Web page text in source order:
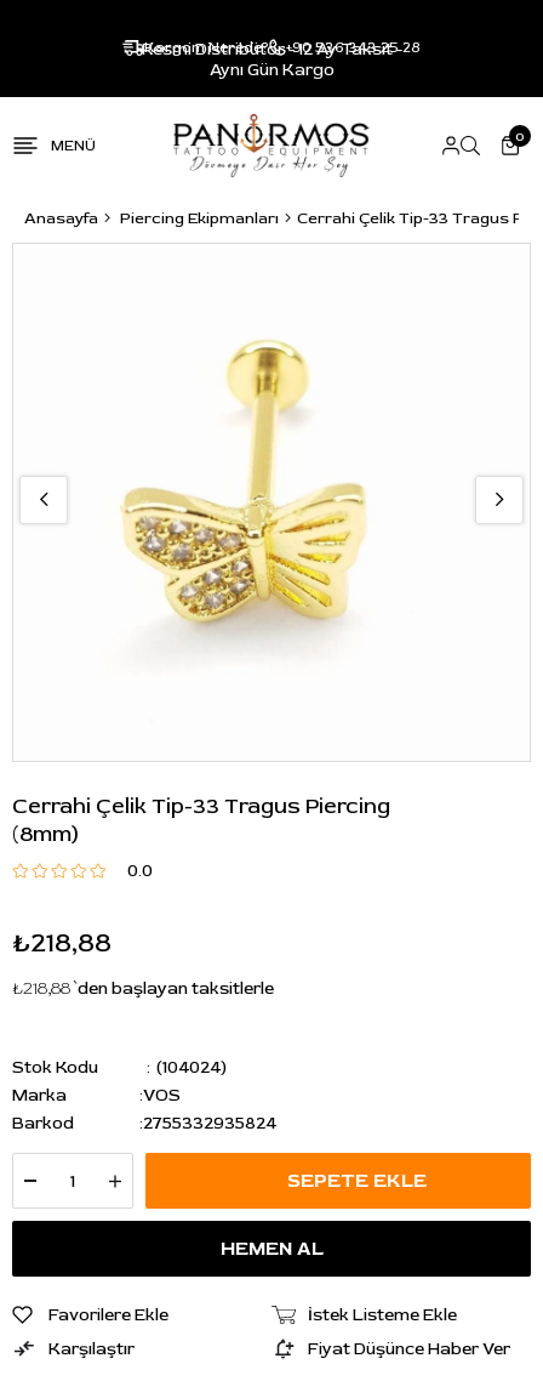
Resmi Distribütör - 12 Ay Taksit -
Aynı Gün Kargo
Kargom Nerede? +90 536 343 25 28
0
Anasayfa Piercing Ekipmanları Cerrahi Çelik Tip-33 Tragus
Cerrahi Çelik Tip-33 Tragus Piercing
(8mm)
0.0
₺218,88
₺218,88`den başlayan taksitlerle
Stok Kodu
(104024)
Marka
:VOS
Barkod
:2755332935824
Favorilere Ekle
İstek Listeme Ekle
Karşılaştır
Fiyat Düşünce Haber Ver